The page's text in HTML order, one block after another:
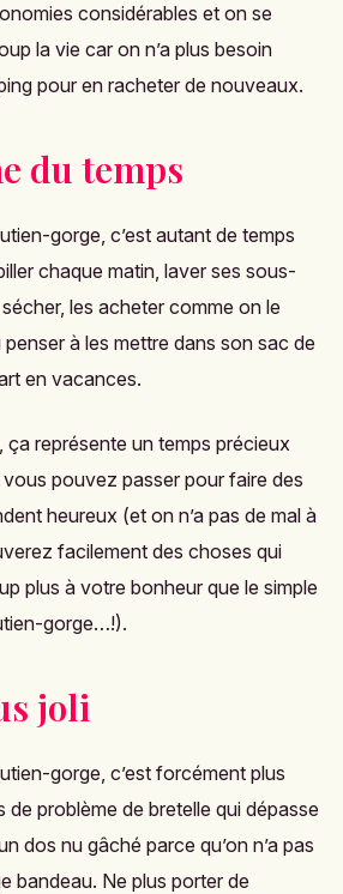
considérables et on se
la vie car on n’a plus besoin
pour en racheter de nouveaux.
du temps
gorge, c’est autant de temps
chaque matin, laver ses sous-
les acheter comme on le
à les mettre dans son sac de
en vacances.
ça représente un temps précieux
vous pouvez passer pour faire des
heureux (et on n’a pas de mal à
facilement des choses qui
plus à votre bonheur que le simple
gorge…!).
joli
gorge, c’est forcément plus
de problème de bretelle qui dépasse
dos nu gâché parce qu’on n’a pas
bandeau. Ne plus porter de